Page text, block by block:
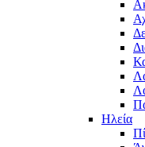
Ηλεία